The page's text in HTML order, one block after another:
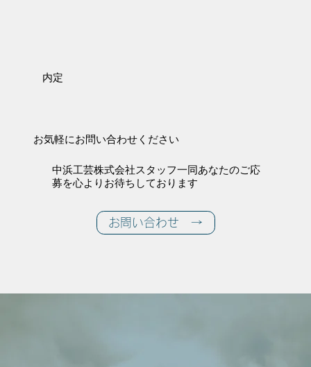
内定
お気軽にお問い合わせください
中浜工芸株式会社スタッフ一同あなたのご応
募を心よりお待ちしております
お問い合わせ →